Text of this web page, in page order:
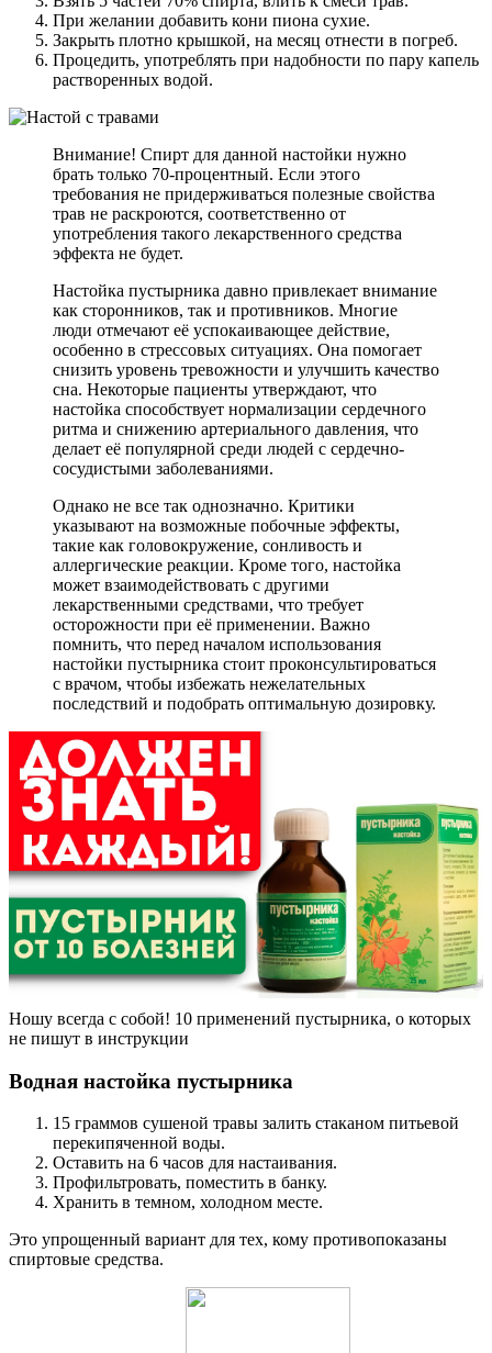
При желании добавить кони пиона сухие.
Закрыть плотно крышкой, на месяц отнести в погреб.
Процедить, употреблять при надобности по пару капель
растворенных водой.
Внимание! Спирт для данной настойки нужно
брать только 70-процентный. Если этого
требования не придерживаться полезные свойства
трав не раскроются, соответственно от
употребления такого лекарственного средства
эффекта не будет.
Настойка пустырника давно привлекает внимание
как сторонников, так и противников. Многие
люди отмечают её успокаивающее действие,
особенно в стрессовых ситуациях. Она помогает
снизить уровень тревожности и улучшить качество
сна. Некоторые пациенты утверждают, что
настойка способствует нормализации сердечного
ритма и снижению артериального давления, что
делает её популярной среди людей с сердечно-
сосудистыми заболеваниями.
Однако не все так однозначно. Критики
указывают на возможные побочные эффекты,
такие как головокружение, сонливость и
аллергические реакции. Кроме того, настойка
может взаимодействовать с другими
лекарственными средствами, что требует
осторожности при её применении. Важно
помнить, что перед началом использования
настойки пустырника стоит проконсультироваться
с врачом, чтобы избежать нежелательных
последствий и подобрать оптимальную дозировку.
Ношу всегда с собой! 10 применений пустырника, о которых
не пишут в инструкции
Водная настойка пустырника
15 граммов сушеной травы залить стаканом питьевой
перекипяченной воды.
Оставить на 6 часов для настаивания.
Профильтровать, поместить в банку.
Хранить в темном, холодном месте.
Это упрощенный вариант для тех, кому противопоказаны
спиртовые средства.